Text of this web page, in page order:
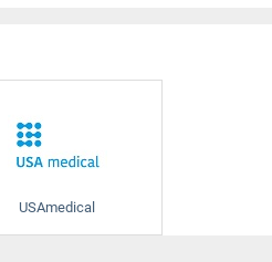
USAmedical